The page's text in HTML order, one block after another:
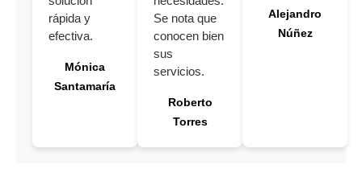
rápida y
efectiva.
Mónica
Santamaría
Se nota que
conocen bien
sus
servicios.
Roberto
Torres
Alejandro
Núñez